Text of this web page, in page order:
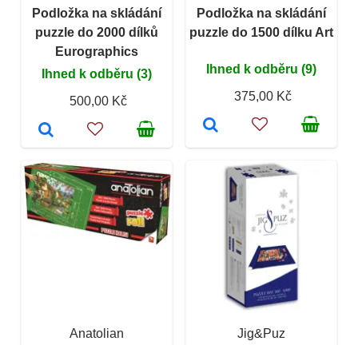
Podložka na skládání
puzzle do 2000 dílků
Eurographics
Ihned k odběru (3)
500,00 Kč
Podložka na skládání
puzzle do 1500 dílku Art
Ihned k odběru (9)
375,00 Kč
Anatolian
Jig&Puz